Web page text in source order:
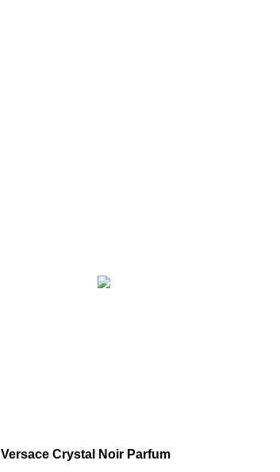
Versace Crystal Noir Parfum